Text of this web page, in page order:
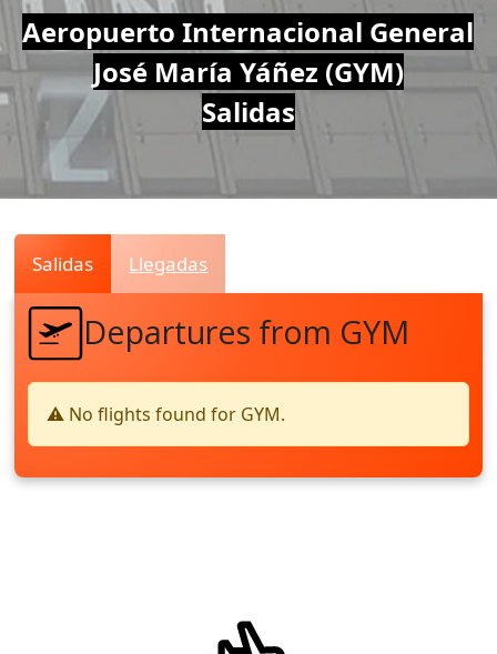
Air
Traffic
Live
Aeropuerto Internacional General
José María Yáñez (GYM)
Salidas
Salidas Llegadas
Departures from GYM
⚠️ No flights found for GYM.